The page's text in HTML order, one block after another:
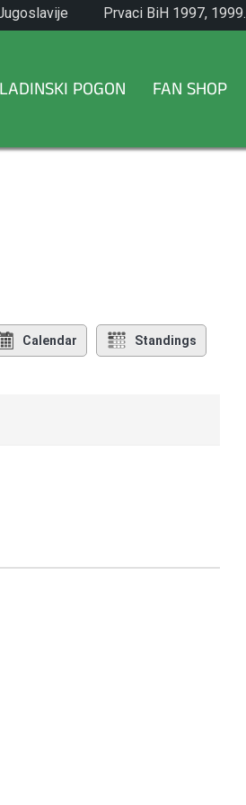
Prvaci BiH 1997, 1999.
POGON FAN SHOP
Calendar Standings